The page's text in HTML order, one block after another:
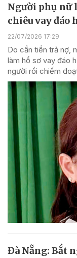
Người phụ nữ
chiêu vay đáo
22/07/2026 17:29
Do cần tiền trả nợ,
làm hồ sơ vay đáo
người rồi chiếm
Đà Nẵng: Bắt